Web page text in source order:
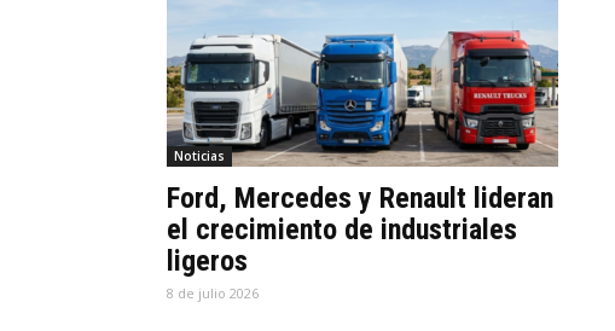
Noticias
Ford, Mercedes y Renault lideran
el crecimiento de industriales
ligeros
8 de julio 2026